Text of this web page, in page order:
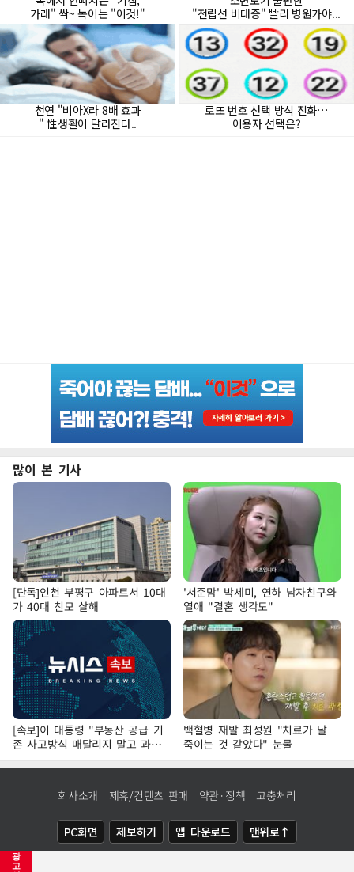
광
고
많이 본 기사
[단독]인천 부평구 아파트서 10대
가 40대 친모 살해
'서준맘' 박세미, 연하 남자친구와
열애 "결혼 생각도"
[속보]이 대통령 "부동산 공급 기
존 사고방식 매달리지 말고 과감
히 실천"
백혈병 재발 최성원 "치료가 날
죽이는 것 같았다" 눈물
회사소개 제휴/컨텐츠 판매 약관·정책 고충처리
PC화면 제보하기 앱 다운로드 맨위로↑